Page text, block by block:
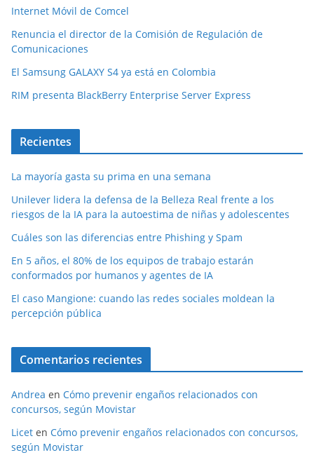
Internet Móvil de Comcel
Renuncia el director de la Comisión de Regulación de
Comunicaciones
El Samsung GALAXY S4 ya está en Colombia
RIM presenta BlackBerry Enterprise Server Express
Recientes
La mayoría gasta su prima en una semana
Unilever lidera la defensa de la Belleza Real frente a los
riesgos de la IA para la autoestima de niñas y adolescentes
Cuáles son las diferencias entre Phishing y Spam
En 5 años, el 80% de los equipos de trabajo estarán
conformados por humanos y agentes de IA
El caso Mangione: cuando las redes sociales moldean la
percepción pública
Comentarios recientes
Andrea en Cómo prevenir engaños relacionados con
concursos, según Movistar
Licet en Cómo prevenir engaños relacionados con concursos,
según Movistar